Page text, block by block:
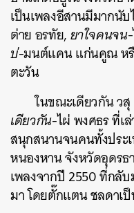
เป็นเพลงอีสานมีมากนั
ต่าย อรทัย,ยาใจคนจน
บ่-มนต์แคน แก่นคูณ ห
ตะวัน
ในขณะเดียวกัน ว
เดียวกัน-ไผ่ พงศธร ที่เ
สนุกสนานจนคนทั้งประ
หนองหาน จังหวัดอุดร
เพลงจากปี 2550 ที่กลั
มา โดยตั๊กแตน ชลดาเ